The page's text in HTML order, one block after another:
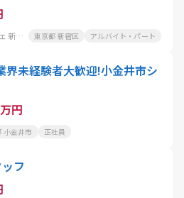
株式会社クレイン ジュエルカフェ 新宿神楽坂店 東京都 新宿区 アルバイト・パート
界未経験者大歓迎!小金井市シ
円
小金井市 正社員
フ